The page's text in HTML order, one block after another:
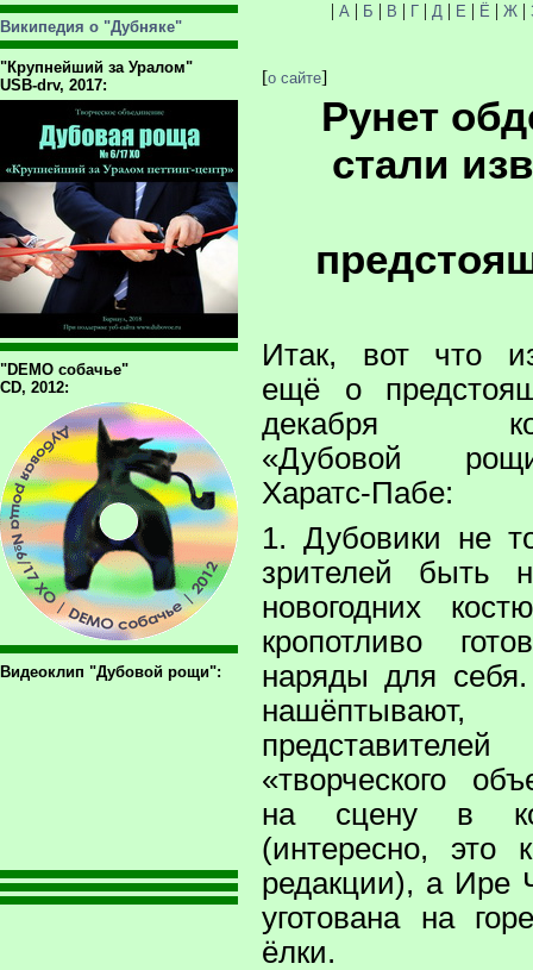
Википедия о "Дубняке"
"Крупнейший за Уралом"
USB-drv, 2017:
"DEMO собачье"
CD, 2012:
Видеоклип "Дубовой рощи":
| А | Б | В | Г| Д | Е | Ё | Ж|
[о сайте]
Рунет
стали
Итак, вот что
ещё о
декабря
«Дубовой
Харатс-Пабе:
1. Дубовики не
зрителей быть
новогодних
кропотливо
наряды для
нашёптывают,
«творческого
на сцену в
(интересно, это
редакции), а Ире
уготована на
ёлки.